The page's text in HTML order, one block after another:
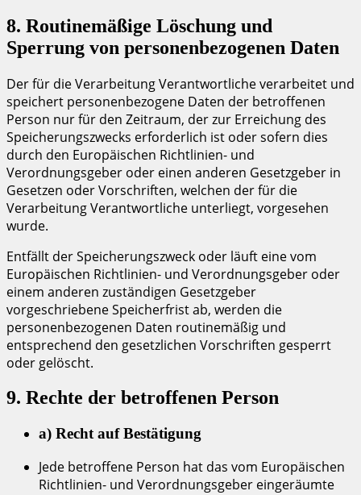
8. Routinemäßige Löschung und
Sperrung von personenbezogenen Daten
Der für die Verarbeitung Verantwortliche verarbeitet und
speichert personenbezogene Daten der betroffenen
Person nur für den Zeitraum, der zur Erreichung des
Speicherungszwecks erforderlich ist oder sofern dies
durch den Europäischen Richtlinien- und
Verordnungsgeber oder einen anderen Gesetzgeber in
Gesetzen oder Vorschriften, welchen der für die
Verarbeitung Verantwortliche unterliegt, vorgesehen
wurde.
Entfällt der Speicherungszweck oder läuft eine vom
Europäischen Richtlinien- und Verordnungsgeber oder
einem anderen zuständigen Gesetzgeber
vorgeschriebene Speicherfrist ab, werden die
personenbezogenen Daten routinemäßig und
entsprechend den gesetzlichen Vorschriften gesperrt
oder gelöscht.
9. Rechte der betroffenen Person
a) Recht auf Bestätigung
Jede betroffene Person hat das vom Europäischen
Richtlinien- und Verordnungsgeber eingeräumte